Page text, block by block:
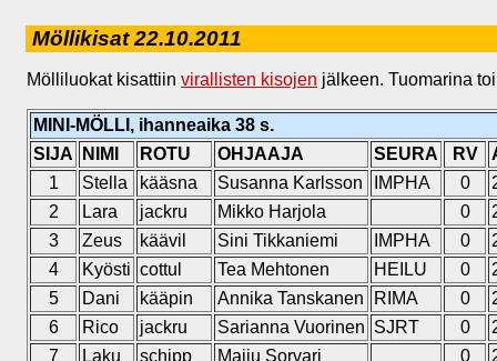
Möllikisat 22.10.2011
Mölliluokat kisattiin virallisten kisojen jälkeen. Tuomarina
MINI-MÖLLI, ihanneaika 38 s.
SIJA
NIMI ROTU OHJAAJA SEURA RV
1
Stella kääsna Susanna Karlsson IMPHA 0
2
Lara jackru Mikko Harjola 0
3
Zeus käävil Sini Tikkaniemi IMPHA 0
4
Kyösti cottul Tea Mehtonen HEILU 0
5
Dani kääpin Annika Tanskanen RIMA 0
6
Rico jackru Sarianna Vuorinen SJRT 0
7
Laku schipp Maiju Sorvari 0